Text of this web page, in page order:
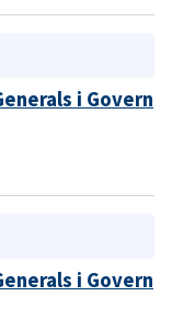
i Govern
i Govern